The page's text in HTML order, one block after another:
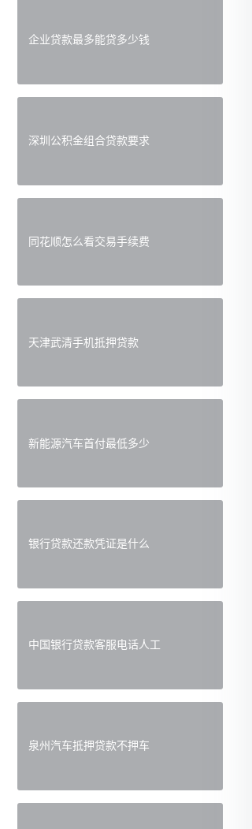
企业贷款最多能贷多少钱
深圳公积金组合贷款要求
同花顺怎么看交易手续费
天津武清手机抵押贷款
新能源汽车首付最低多少
银行贷款还款凭证是什么
中国银行贷款客服电话人工
泉州汽车抵押贷款不押车